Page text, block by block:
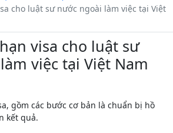
cho luật sư nước ngoài làm việc tại Việt
visa cho luật sư
việc tại Việt Nam
gồm các bước cơ bản là chuẩn bị hồ
kết quả.